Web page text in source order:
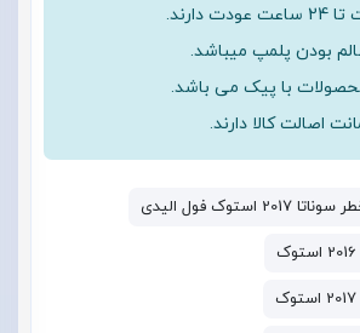
دارند.
بودن پلمپ میباشد.
با پیک می باشد.
اصالت کالا دارند.
2017 استوک فول الیدی